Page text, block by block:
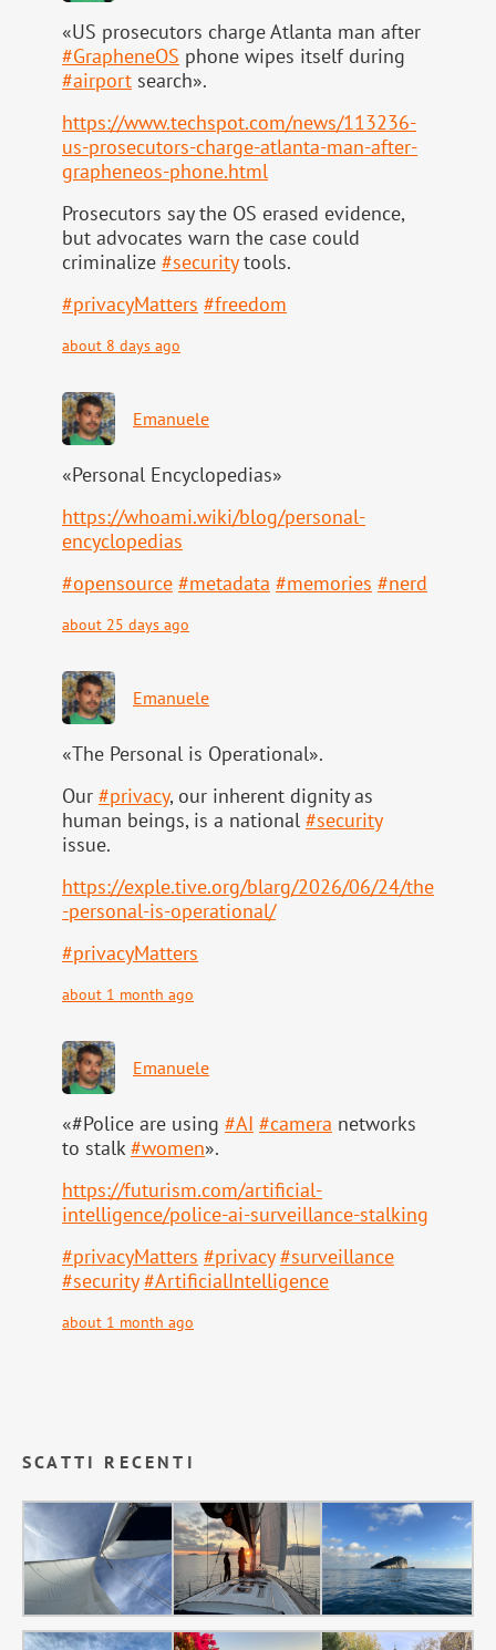
«US prosecutors charge Atlanta man after
#GrapheneOS phone wipes itself during
#airport search».
https://www.techspot.com/news/113236-
us-prosecutors-charge-atlanta-man-after-
grapheneos-phone.html
Prosecutors say the OS erased evidence,
but advocates warn the case could
criminalize #securitytools.
#privacyMatters #freedom
about 8 days ago
Emanuele
«Personal Encyclopedias»
https://whoami.wiki/blog/personal-
encyclopedias
#opensource #metadata #memories #nerd
about 25 days ago
Emanuele
«The Personal is Operational».
Our #privacy, our inherent dignity as
human beings, is a national #security
issue.
https://exple.tive.org/blarg/2026/06/24/the
-personal-is-operational/
#privacyMatters
about 1 month ago
Emanuele
«#Police are using #AI #camera networks
to stalk#women».
https://futurism.com/artificial-
intelligence/police-ai-surveillance-stalking
#privacyMatters #privacy #surveillance
#security #ArtificialIntelligence
about 1 month ago
SCATTI RECENTI